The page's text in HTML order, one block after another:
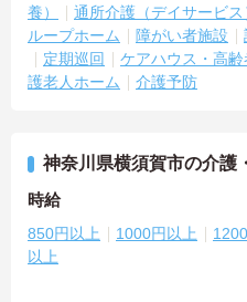
養）
通所介護（デイサービス
ループホーム
障がい者施設
定期巡回
ケアハウス・高
護老人ホーム
介護予防
神奈川県横須賀市の介護
時給
850円以上 1000円以上
以上